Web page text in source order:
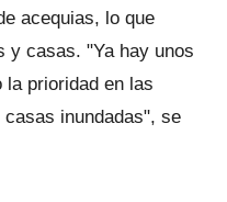
acequias, lo que
y casas. "Ya hay unos
la prioridad en las
inundadas", se